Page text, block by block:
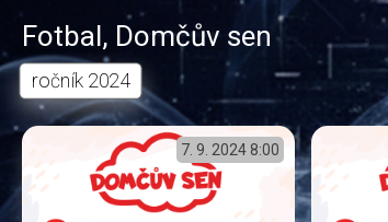
Fotbal, Domčův sen
ročník 2024
7. 9. 2024 8:00